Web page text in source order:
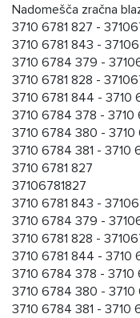
Nadomešča zračna
3710 6781 827 -
3710 6781 843 -
3710 6784 379 -
3710 6781 828 -
3710 6781 844 - 3710
3710 6784 378 - 3710
3710 6784 380 -
3710 6784 381 - 3710
3710 6781 827
37106781827
3710 6781 843 -
3710 6784 379 -
3710 6781 828 -
3710 6781 844 - 3710
3710 6784 378 - 3710
3710 6784 380 -
3710 6784 381 - 3710